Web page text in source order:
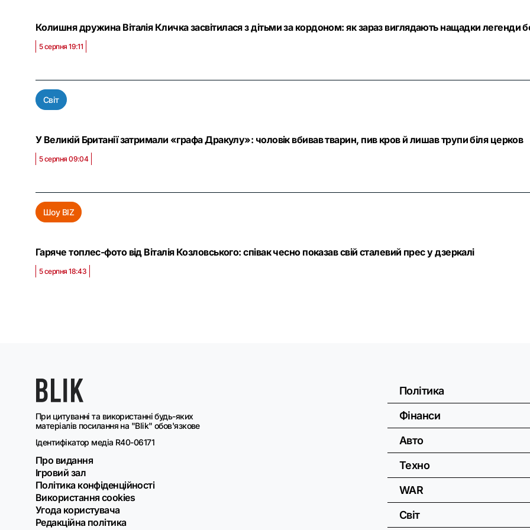
Колишня дружина Віталія Кличка засвітилася з дітьми за кордоном: як зараз виглядають нащадки легенди
5 серпня 19:11
Світ
У Великій Британії затримали «графа Дракулу»: чоловік вбивав тварин, пив кров й лишав трупи біля церков
5 серпня 09:04
Шоу BIZ
Гаряче топлес-фото від Віталія Козловського: співак чесно показав свій сталевий прес у дзеркалі
5 серпня 18:43
При цитуванні та використанні будь-яких
матеріалів посилання на "Blik" обов'язкове
Ідентифікатор медіа R40-06171
Про видання
Ігровий зал
Політика конфіденційності
Використання cookies
Угода користувача
Редакційна політика
Політика
Фінанси
Авто
Техно
WAR
Світ